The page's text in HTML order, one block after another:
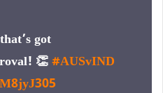
got
👏 #AUSvIND